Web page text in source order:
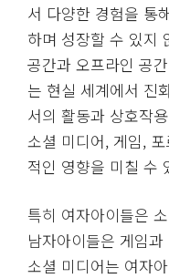
서 다양한 경험을 통
하며 성장할 수 있지
공간과 오프라인 공
는 현실 세계에서 진
서의 활동과 상호작
소셜 미디어, 게임,
적인 영향을 미칠 수
특히 여자아이들은
남자아이들은 게임
소셜 미디어는 여자